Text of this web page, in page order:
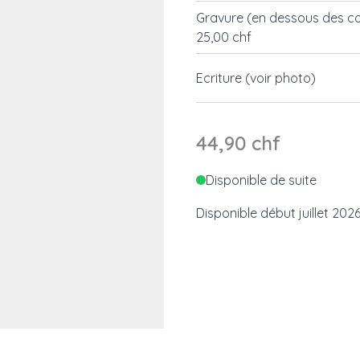
Gravure (en dessous des
25,00 chf
Ecriture (voir photo)
44,90 chf
Disponible de suite
Disponible début juillet 2026